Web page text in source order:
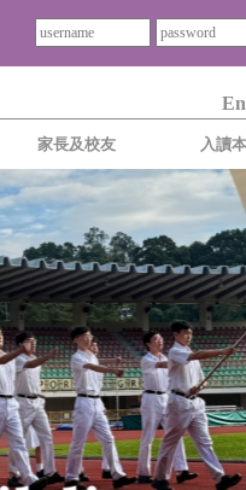
家長及校友 入讀